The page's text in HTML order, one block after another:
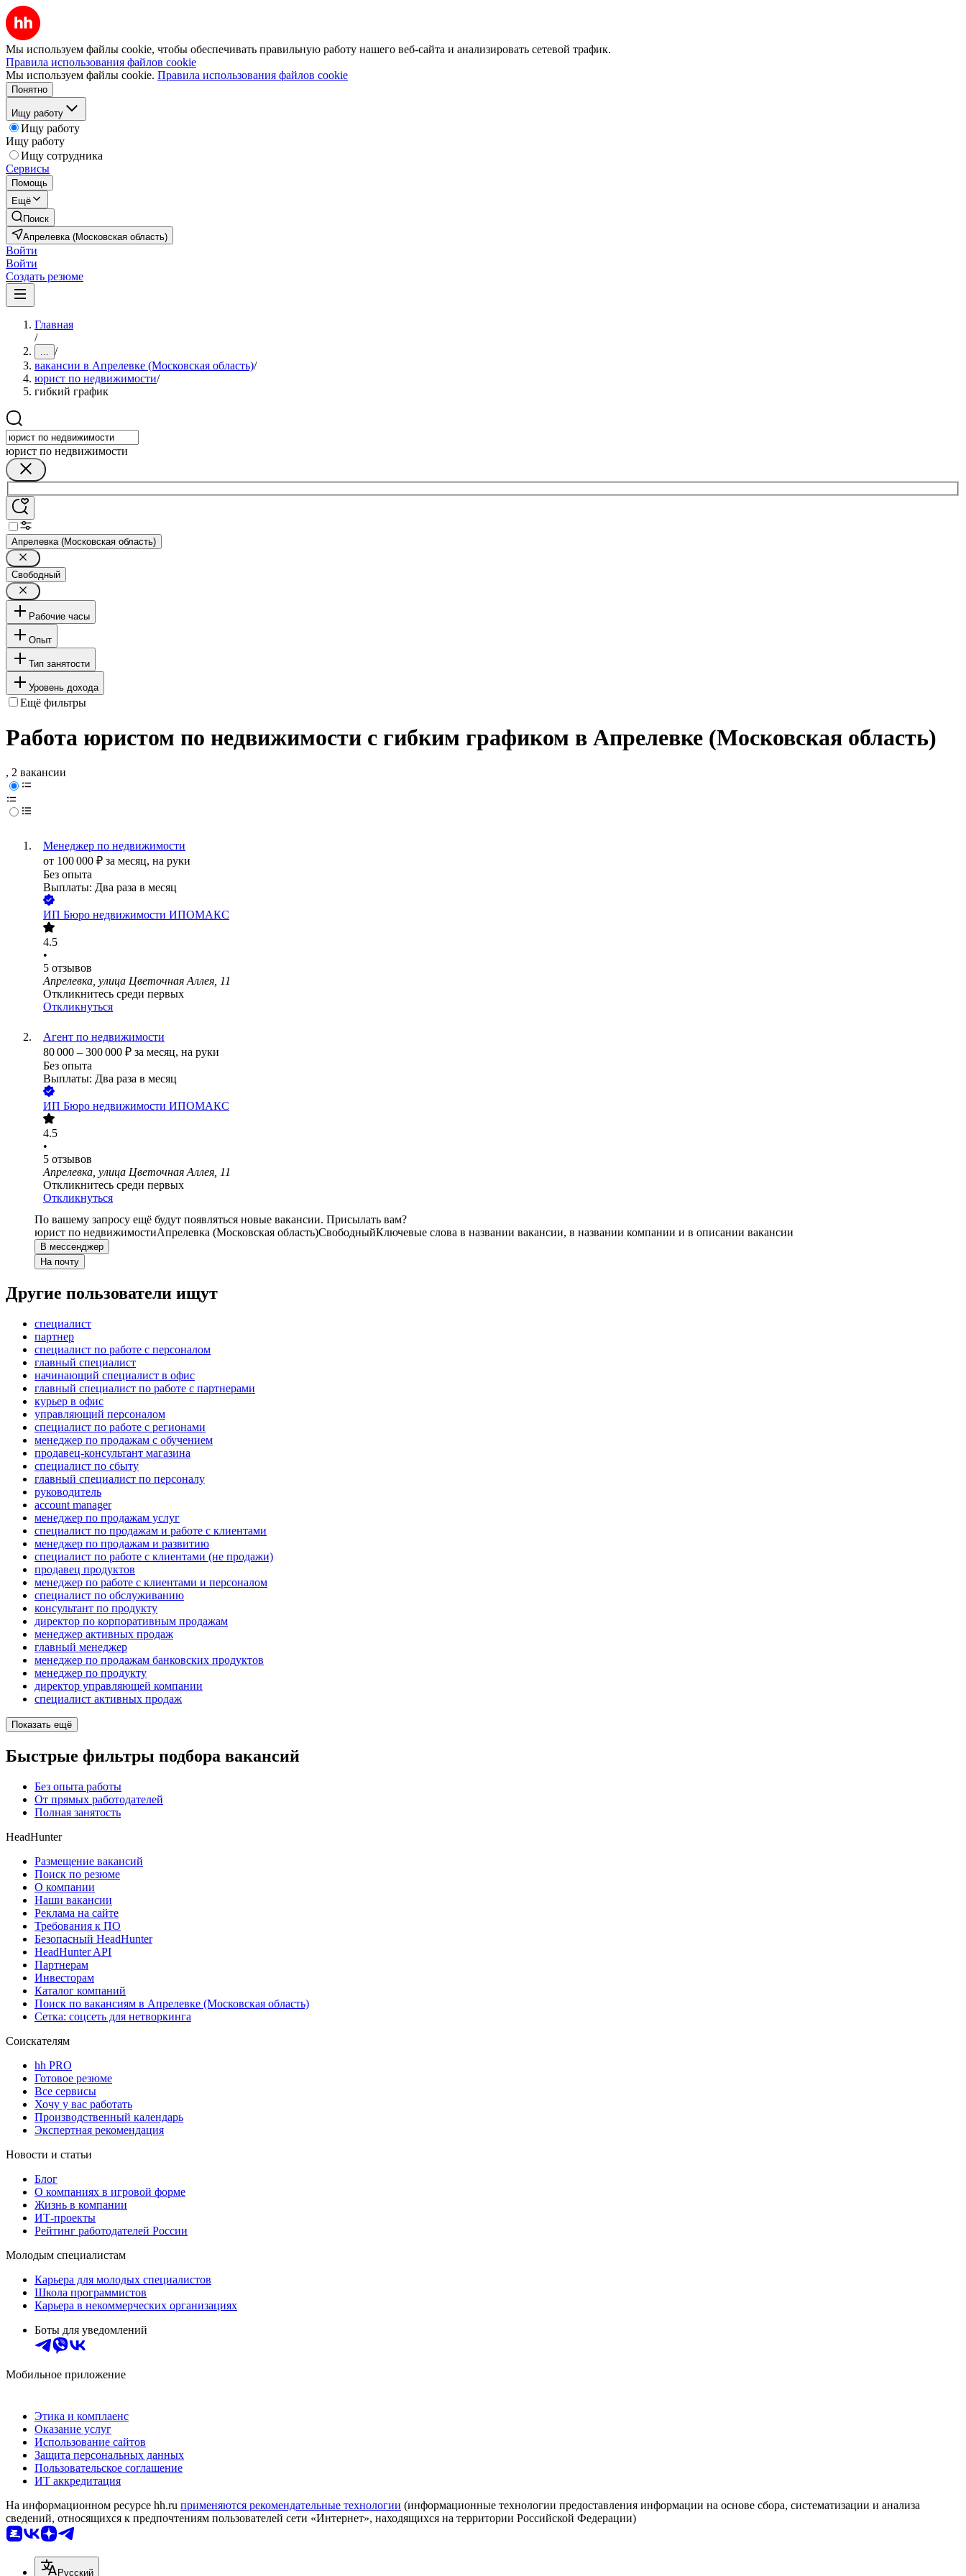
Мы используем файлы cookie, чтобы обеспечивать правильную работу нашего веб-сайта и анализировать сетевой трафик.
Правила использования файлов cookie
Мы используем файлы cookie. Правила использования файлов cookie
Понятно
Ищу работу
Ищу работу
Ищу работу
Ищу сотрудника
Сервисы
Помощь
Ещё
Поиск
Апрелевка (Московская область)
Войти
Войти
Создать резюме
Главная
/
... /
вакансии в Апрелевке (Московская область)/
юрист по недвижимости/
гибкий график
юрист по недвижимости
Апрелевка (Московская область)
Свободный
Рабочие часы
Опыт
Тип занятости
Уровень дохода
Ещё фильтры
Работа юристом по недвижимости с гибким графиком в Апрелевке (Московская область)
, 2 вакансии
Менеджер по недвижимости
от 100 000 ₽ за месяц, на руки
Без опыта
Выплаты: Два раза в месяц
ИП Бюро недвижимости ИПОМАКС
4.5
•
5 отзывов
Апрелевка, улица Цветочная Аллея, 11
Откликнитесь среди первых
Откликнуться
Агент по недвижимости
80 000 – 300 000 ₽ за месяц, на руки
Без опыта
Выплаты: Два раза в месяц
ИП Бюро недвижимости ИПОМАКС
4.5
•
5 отзывов
Апрелевка, улица Цветочная Аллея, 11
Откликнитесь среди первых
Откликнуться
По вашему запросу ещё будут появляться новые вакансии. Присылать вам?
юрист по недвижимостиАпрелевка (Московская область)СвободныйКлючевые слова в названии вакансии, в названии компании и в описании вакансии
В мессенджер
На почту
Другие пользователи ищут
специалист
партнер
специалист по работе с персоналом
главный специалист
начинающий специалист в офис
главный специалист по работе с партнерами
курьер в офис
управляющий персоналом
специалист по работе с регионами
менеджер по продажам с обучением
продавец-консультант магазина
специалист по сбыту
главный специалист по персоналу
руководитель
account manager
менеджер по продажам услуг
специалист по продажам и работе с клиентами
менеджер по продажам и развитию
специалист по работе с клиентами (не продажи)
продавец продуктов
менеджер по работе с клиентами и персоналом
специалист по обслуживанию
консультант по продукту
директор по корпоративным продажам
менеджер активных продаж
главный менеджер
менеджер по продажам банковских продуктов
менеджер по продукту
директор управляющей компании
специалист активных продаж
Показать ещё
Быстрые фильтры подбора вакансий
Без опыта работы
От прямых работодателей
Полная занятость
HeadHunter
Размещение вакансий
Поиск по резюме
О компании
Наши вакансии
Реклама на сайте
Требования к ПО
Безопасный HeadHunter
HeadHunter API
Партнерам
Инвесторам
Каталог компаний
Поиск по вакансиям в Апрелевке (Московская область)
Сетка: соцсеть для нетворкинга
Соискателям
hh PRO
Готовое резюме
Все сервисы
Хочу у вас работать
Производственный календарь
Экспертная рекомендация
Новости и статьи
Блог
О компаниях в игровой форме
Жизнь в компании
ИТ-проекты
Рейтинг работодателей России
Молодым специалистам
Карьера для молодых специалистов
Школа программистов
Карьера в некоммерческих организациях
Боты для уведомлений
Мобильное приложение
Этика и комплаенс
Оказание услуг
Использование сайтов
Защита персональных данных
Пользовательское соглашение
ИТ аккредитация
На информационном ресурсе hh.ru применяются рекомендательные технологии (информационные технологии предоставления информации на основе сбора, систематизации и анализа
сведений, относящихся к предпочтениям пользователей сети «Интернет», находящихся на территории Российской Федерации)
Русский